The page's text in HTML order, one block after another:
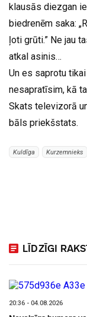
klausās diezgan
biedrenēm saka:
ļoti grūti.” Ne jau
atkal asinis…
Un es saprotu
nesapratīsim, kā
Skats televizorā
bāls priekšstats.
Kuldīga Kurzemnieks
LĪDZĪGI
20:36 - 04.08.2026